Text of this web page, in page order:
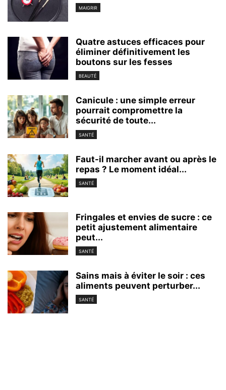
MAIGRIR
Quatre astuces efficaces pour
éliminer définitivement les
boutons sur les fesses
BEAUTÉ
Canicule : une simple erreur
pourrait compromettre la
sécurité de toute...
SANTÉ
Faut-il marcher avant ou après le
repas ? Le moment idéal...
SANTÉ
Fringales et envies de sucre : ce
petit ajustement alimentaire
peut...
SANTÉ
Sains mais à éviter le soir : ces
aliments peuvent perturber...
SANTÉ